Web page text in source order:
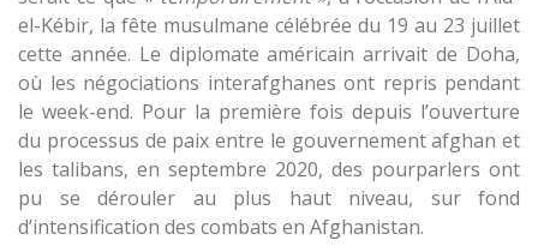
el-Kébir, la fête musulmane célébrée du 19 au 23 juillet
cette année. Le diplomate américain arrivait de Doha,
où les négociations interafghanes ont repris pendant
le week-end. Pour la première fois depuis l’ouverture
du processus de paix entre le gouvernement afghan et
les talibans, en septembre 2020, des pourparlers ont
pu se dérouler au plus haut niveau, sur fond
d’intensification des combats en Afghanistan.